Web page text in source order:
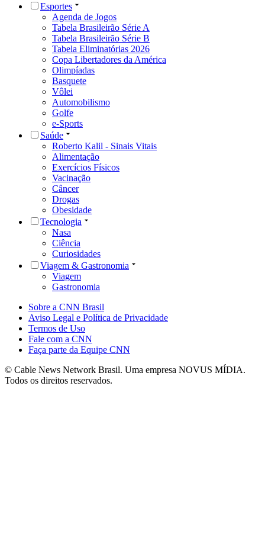
Esportes
Agenda de Jogos
Tabela Brasileirão Série A
Tabela Brasileirão Série B
Tabela Eliminatórias 2026
Copa Libertadores da América
Olimpíadas
Basquete
Vôlei
Automobilismo
Golfe
e-Sports
Saúde
Roberto Kalil - Sinais Vitais
Alimentação
Exercícios Físicos
Vacinação
Câncer
Drogas
Obesidade
Tecnologia
Nasa
Ciência
Curiosidades
Viagem & Gastronomia
Viagem
Gastronomia
Sobre a CNN Brasil
Aviso Legal e Política de Privacidade
Termos de Uso
Fale com a CNN
Faça parte da Equipe CNN
© Cable News Network Brasil. Uma empresa NOVUS MÍDIA.
Todos os direitos reservados.